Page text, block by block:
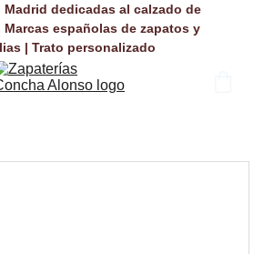
Madrid dedicadas al calzado de
españolas de zapatos y
| Trato personalizado